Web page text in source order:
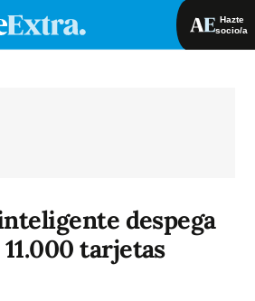
Hazte
socio/a
despega
tarjetas